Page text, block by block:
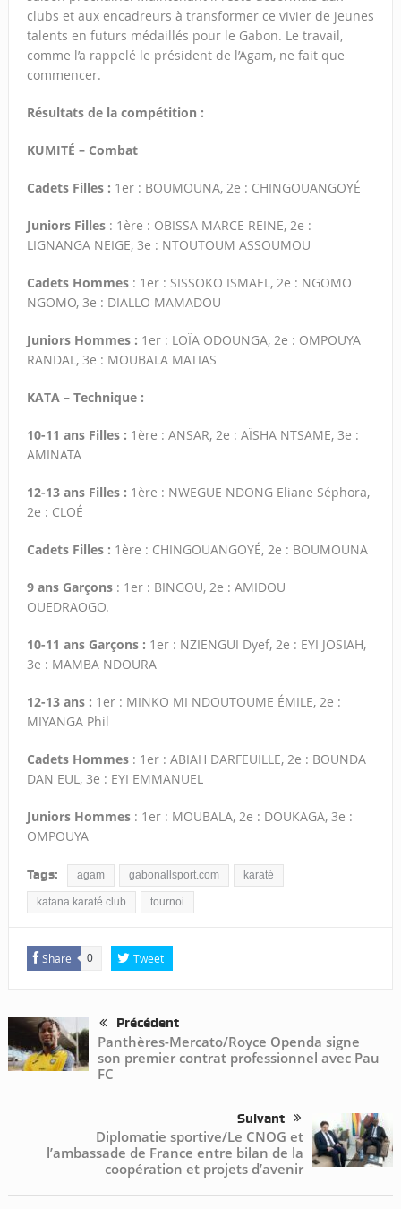
clubs et aux encadreurs à transformer ce vivier de jeunes
talents en futurs médaillés pour le Gabon. Le travail,
comme l’a rappelé le président de l’Agam, ne fait que
commencer.
Résultats de la compétition :
KUMITÉ – Combat
Cadets Filles : 1er : BOUMOUNA, 2e : CHINGOUANGOYÉ
Juniors Filles : 1ère : OBISSA MARCE REINE, 2e :
LIGNANGA NEIGE, 3e : NTOUTOUM ASSOUMOU
Cadets Hommes : 1er : SISSOKO ISMAEL, 2e : NGOMO
NGOMO, 3e : DIALLO MAMADOU
Juniors Hommes : 1er : LOÏA ODOUNGA, 2e : OMPOUYA
RANDAL, 3e : MOUBALA MATIAS
KATA – Technique :
10-11 ans Filles : 1ère : ANSAR, 2e : AÏSHA NTSAME, 3e :
AMINATA
12-13 ans Filles : 1ère : NWEGUE NDONG Eliane Séphora,
2e : CLOÉ
Cadets Filles : 1ère : CHINGOUANGOYÉ, 2e : BOUMOUNA
9 ans Garçons : 1er : BINGOU, 2e : AMIDOU
OUEDRAOGO.
10-11 ans Garçons : 1er : NZIENGUI Dyef, 2e : EYI JOSIAH,
3e : MAMBA NDOURA
12-13 ans : 1er : MINKO MI NDOUTOUME ÉMILE, 2e :
MIYANGA Phil
Cadets Hommes : 1er : ABIAH DARFEUILLE, 2e : BOUNDA
DAN EUL, 3e : EYI EMMANUEL
Juniors Hommes : 1er : MOUBALA, 2e : DOUKAGA, 3e :
OMPOUYA
Tags: agam gabonallsport.com karaté
katana karaté club tournoi
Share 0 Tweet
Précédent
Panthères-Mercato/Royce Openda signe
son premier contrat professionnel avec Pau
FC
Suivant
Diplomatie sportive/Le CNOG et
l’ambassade de France entre bilan de la
coopération et projets d’avenir